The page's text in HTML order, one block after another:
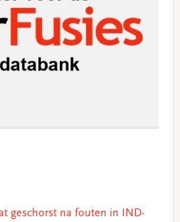
geschorst na fouten in IND-